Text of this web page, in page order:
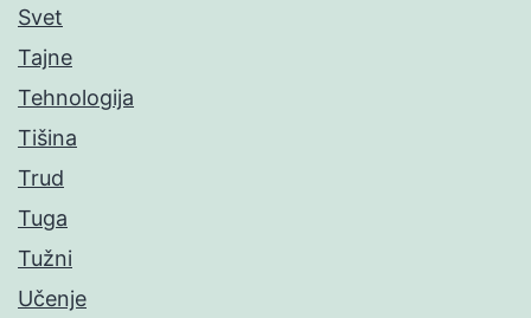
Svet
Tajne
Tehnologija
Tišina
Trud
Tuga
Tužni
Učenje